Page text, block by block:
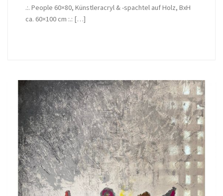
.:. People 60×80, Künstleracryl & -spachtel auf Holz, BxH
ca. 60×100 cm :.: […]